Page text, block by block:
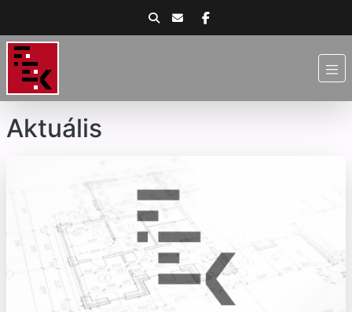
Aktuális